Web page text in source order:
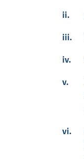
ii.
iii.
iv.
v.
vi.